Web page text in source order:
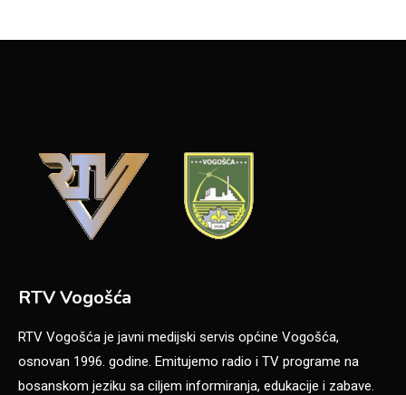
RTV Vogošća
RTV Vogošća je javni medijski servis općine Vogošća,
osnovan 1996. godine. Emitujemo radio i TV programe na
bosanskom jeziku sa ciljem informiranja, edukacije i zabave.